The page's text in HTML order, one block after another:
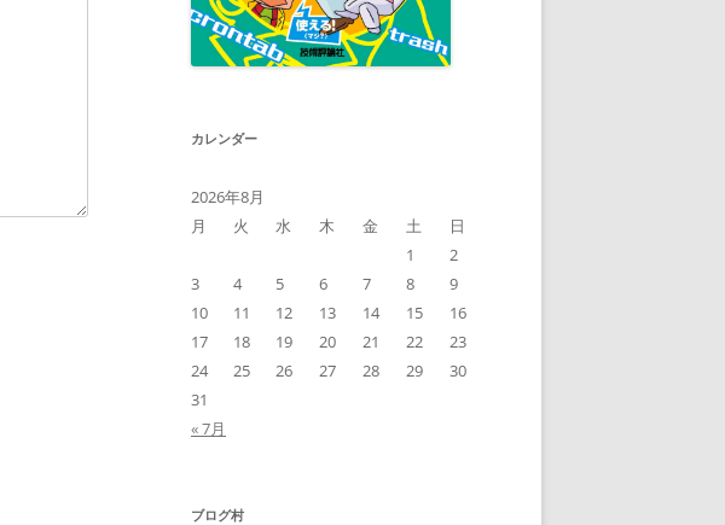
カレンダー
2026年8月
月
火 水 木 金 土
日
1
2
3
4 5 6 7 8
9
10
11 12 13 14 15
16
17
18 19 20 21 22
23
24
25 26 27 28 29
30
31
« 7月
ブログ村